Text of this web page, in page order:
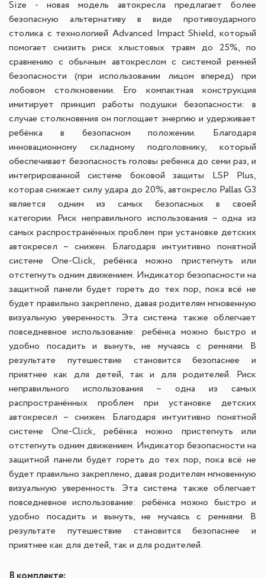
Size - новая модель автокресла предлагает более
безопасную альтернативу в виде противоударного
столика с технологией Advanced Impact Shield, который
помогает снизить риск хлыстовых травм до 25%, по
сравнению с обычным автокреслом с системой ремней
безопасности (при использовании лицом вперед) при
лобовом столкновении. Его компактная конструкция
имитирует принцип работы подушки безопасности: в
случае столкновения он поглощает энергию и удерживает
ребёнка в безопасном положении.
Благодаря
инновационному складному подголовнику, который
обеспечивает безопасность головы ребенка до семи раз, и
интегрированной системе боковой защиты LSP Plus,
которая снижает силу удара до 20%, автокресло Pallas G3
является одним из самых безопасных в своей
категории.
Риск неправильного использования – одна из
самых распространённых проблем при установке детских
автокресел – снижен. Благодаря интуитивно понятной
системе One-Click, ребёнка можно пристегнуть или
отстегнуть одним движением. Индикатор безопасности на
защитной панели будет гореть до тех пор, пока всё не
будет правильно закреплено, давая родителям мгновенную
визуальную уверенность. Эта система также облегчает
повседневное использование: ребёнка можно быстро и
удобно посадить и вынуть, не мучаясь с ремнями. В
результате путешествие становится безопаснее и
приятнее как для детей, так и для родителей.
Риск
неправильного использования – одна из самых
распространённых проблем при установке детских
автокресел – снижен. Благодаря интуитивно понятной
системе One-Click, ребёнка можно пристегнуть или
отстегнуть одним движением. Индикатор безопасности на
защитной панели будет гореть до тех пор, пока всё не
будет правильно закреплено, давая родителям мгновенную
визуальную уверенность. Эта система также облегчает
повседневное использование: ребёнка можно быстро и
удобно посадить и вынуть, не мучаясь с ремнями. В
результате путешествие становится безопаснее и
приятнее как для детей, так и для родителей.